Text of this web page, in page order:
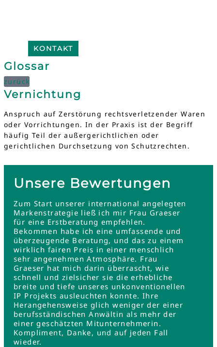
KONTAKT
Glossar
zurück
Vernichtung
Anspruch auf Zerstörung rechtsverletzender Waren
oder Vorrichtungen. In der Praxis ist der Begriff
häufig Teil der außergerichtlichen oder
gerichtlichen Durchsetzung von Schutzrechten.
Unsere Bewertungen
Zum Start unserer international angelegten
Markenstrategie ließ ich mir Frau Graeser
für eine Erstberatung empfehlen.
Bekommen habe ich eine umfassende und
überzeugende Beratung, und das zu einem
wirklich fairen Preis in einer menschlich
sehr angenehmen Atmosphäre. Frau
Graeser hat mich darin überrascht, wie
schnell und zielsicher sie die erhebliche
breite und tiefe unseres unkonventionellen
IP Projekts ausleuchten konnte. Ihre
Herangehensweise glich weniger der einer
berufsständischen Anwältin als mehr der
einer geschätzten Mitunternehmerin.
Kompliment, Danke, und auf jeden Fall
wieder.